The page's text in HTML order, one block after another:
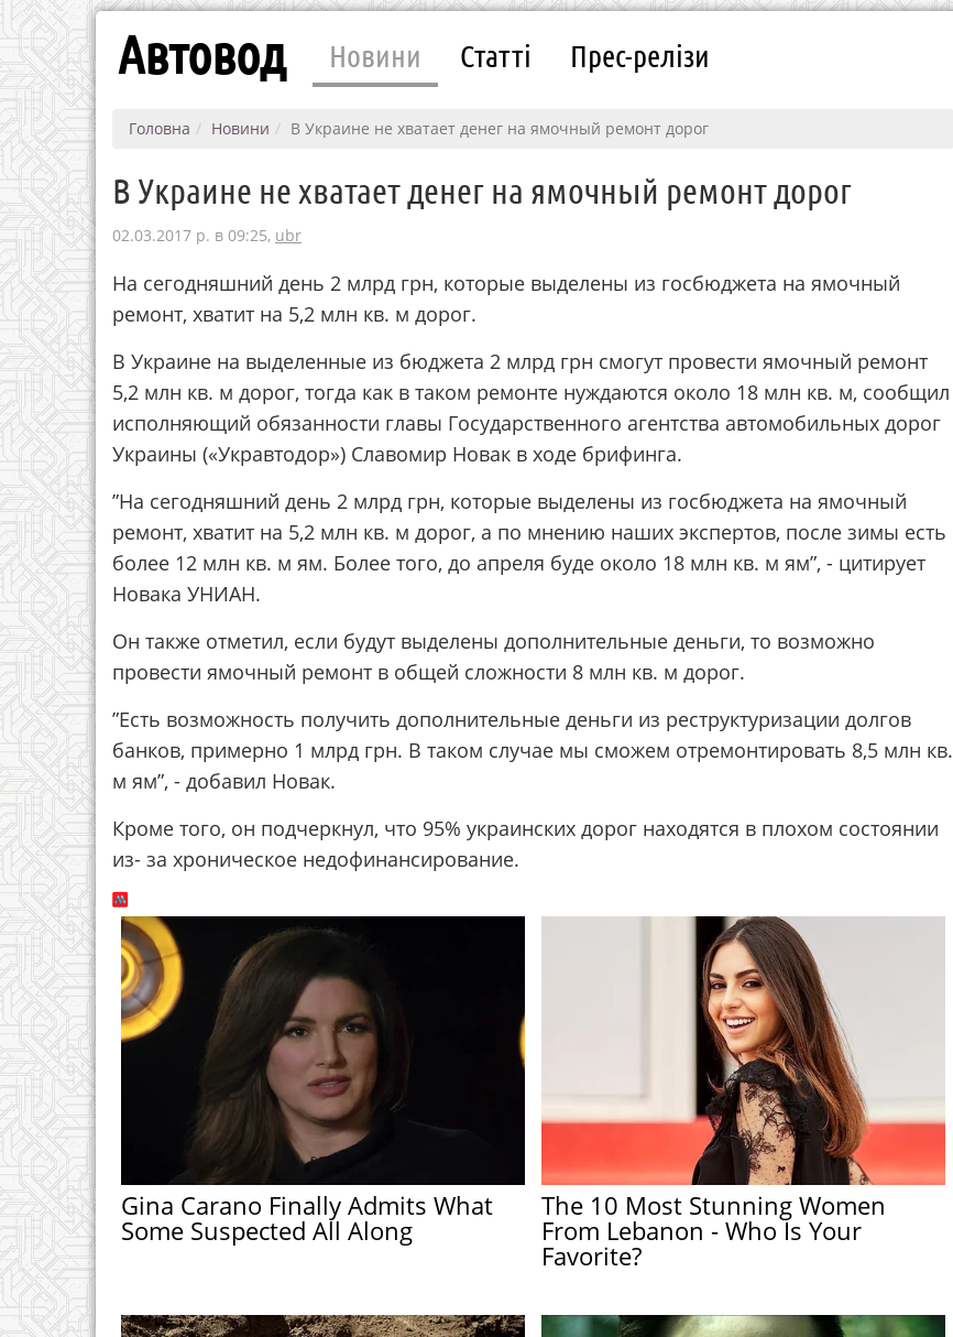
Автовод Новини Статті Прес-релізи
Головна Новини В Украине не хватает денег на ямочный ремонт дорог
В Украине не хватает денег на ямочный ремонт дорог
02.03.2017 р. в 09:25, ubr
На сегодняшний день 2 млрд грн, которые выделены из госбюджета на ямочный
ремонт, хватит на 5,2 млн кв. м дорог.
В Украине на выделенные из бюджета 2 млрд грн смогут провести ямочный ремонт
5,2 млн кв. м дорог, тогда как в таком ремонте нуждаются около 18 млн кв. м, сообщил
исполняющий обязанности главы Государственного агентства автомобильных дорог
Украины («Укравтодор») Славомир Новак в ходе брифинга.
”На сегодняшний день 2 млрд грн, которые выделены из госбюджета на ямочный
ремонт, хватит на 5,2 млн кв. м дорог, а по мнению наших экспертов, после зимы есть
более 12 млн кв. м ям. Более того, до апреля буде около 18 млн кв. м ям”, - цитирует
Новака УНИАН.
Он также отметил, если будут выделены дополнительные деньги, то возможно
провести ямочный ремонт в общей сложности 8 млн кв. м дорог.
”Есть возможность получить дополнительные деньги из реструктуризации долгов
банков, примерно 1 млрд грн. В таком случае мы сможем отремонтировать 8,5 млн кв.
м ям”, - добавил Новак.
Кроме того, он подчеркнул, что 95% украинских дорог находятся в плохом состоянии
из- за хроническое недофинансирование.
Gina Carano Finally Admits What
Some Suspected All Along
The 10 Most Stunning Women
From Lebanon - Who Is Your
Favorite?